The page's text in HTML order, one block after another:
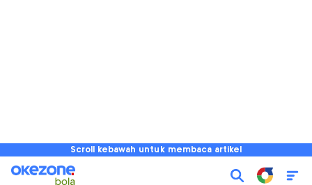
Scroll kebawah untuk membaca artikel